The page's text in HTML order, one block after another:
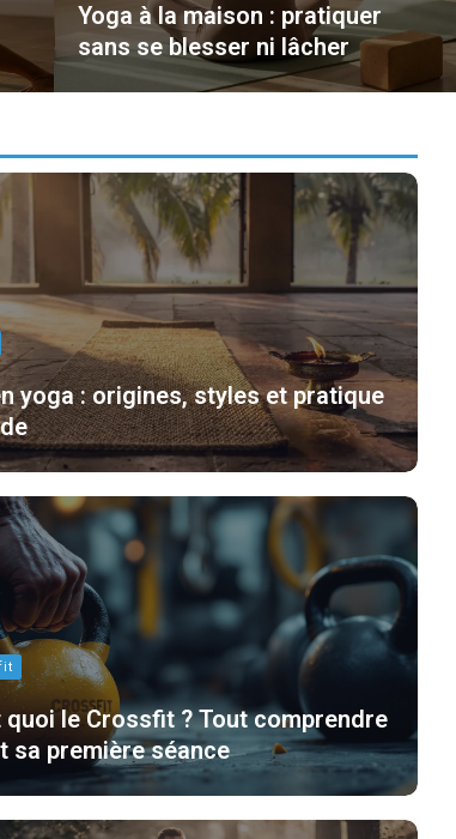
Yoga à la maison : pratiquer
sans se blesser ni lâcher
yoga : origines, styles et pratique
quoi le Crossfit ? Tout comprendre
sa première séance